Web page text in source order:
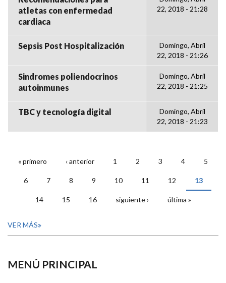
atletas con enfermedad
cardiaca
22, 2018 - 21:28
Sepsis Post Hospitalización
Domingo, Abril
22, 2018 - 21:26
Sindromes poliendocrinos
autoinmunes
Domingo, Abril
22, 2018 - 21:25
TBC y tecnología digital
Domingo, Abril
22, 2018 - 21:23
PÁGINAS
« primero ‹ anterior 1 2 3 4 5
6 7 8 9 10 11 12 13
14 15 16 siguiente › última »
VER MÁS
MENÚ PRINCIPAL